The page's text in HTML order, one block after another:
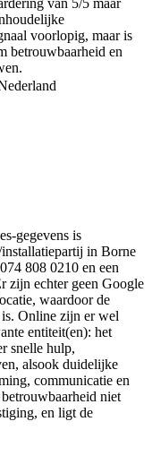
van 5/5 maar
voorlopig, maar is
betrouwbaarheid en
gegevens is
in Borne
808 0210 en een
zijn echter geen Google
waardoor de
Online zijn er wel
entiteit(en): het
snelle hulp,
alsook duidelijke
communicatie en
niet
en ligt de